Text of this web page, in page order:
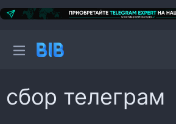
сбор телеграм